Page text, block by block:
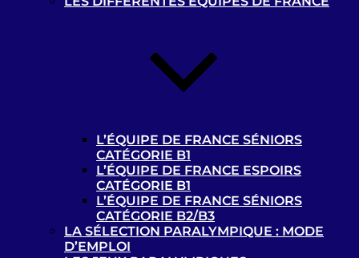
L’ÉQUIPE DE FRANCE SÉNIORS
CATÉGORIE B1
L’ÉQUIPE DE FRANCE ESPOIRS
CATÉGORIE B1
L’ÉQUIPE DE FRANCE SÉNIORS
CATÉGORIE B2/B3
LA SÉLECTION PARALYMPIQUE : MODE
D’EMPLOI
MEDIATHEQUE
Privacy settings